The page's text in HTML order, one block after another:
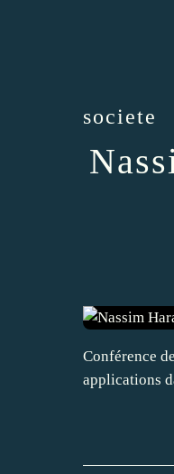
societe
Conférence
applications